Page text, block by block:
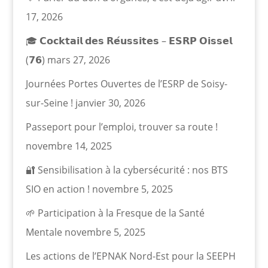
17, 2026
🎓 𝗖𝗼𝗰𝗸𝘁𝗮𝗶𝗹 𝗱𝗲𝘀 𝗥𝗲́𝘂𝘀𝘀𝗶𝘁𝗲𝘀 – 𝗘𝗦𝗥𝗣 𝗢𝗶𝘀𝘀𝗲𝗹
(𝟳𝟲) mars 27, 2026
Journées Portes Ouvertes de l’ESRP de Soisy-
sur-Seine ! janvier 30, 2026
Passeport pour l’emploi, trouver sa route !
novembre 14, 2025
🔐 Sensibilisation à la cybersécurité : nos BTS
SIO en action ! novembre 5, 2025
🌱 Participation à la Fresque de la Santé
Mentale novembre 5, 2025
Les actions de l’EPNAK Nord-Est pour la SEEPH